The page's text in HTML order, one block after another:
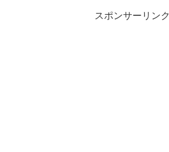
スポンサーリンク